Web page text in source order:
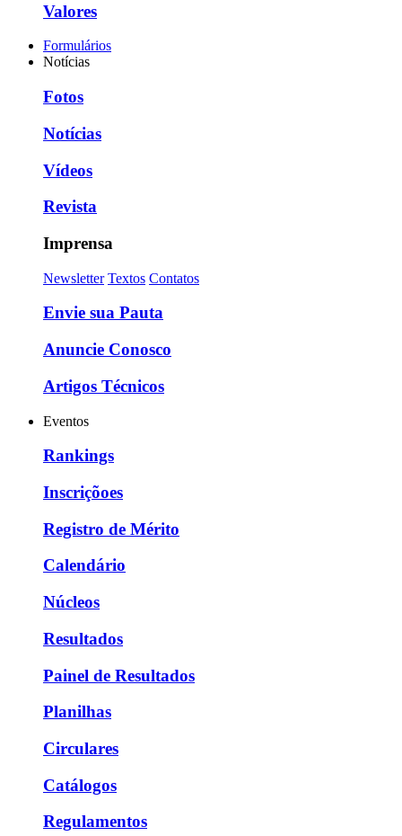
Valores
Formulários
Notícias
Fotos
Notícias
Vídeos
Revista
Imprensa
Newsletter Textos Contatos
Envie sua Pauta
Anuncie Conosco
Artigos Técnicos
Eventos
Rankings
Inscriçõoes
Registro de Mérito
Calendário
Núcleos
Resultados
Painel de Resultados
Planilhas
Circulares
Catálogos
Regulamentos